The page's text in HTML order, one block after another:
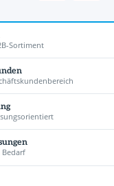
Sortiment
Bedarf